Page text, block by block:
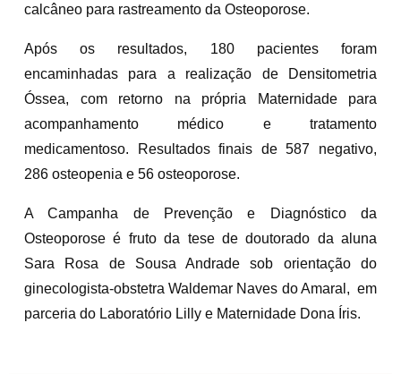
calcâneo para rastreamento da Osteoporose.
Após os resultados, 180 pacientes foram
encaminhadas para a realização de Densitometria
Óssea, com retorno na própria Maternidade para
acompanhamento médico e tratamento
medicamentoso. Resultados finais de 587 negativo,
286 osteopenia e 56 osteoporose.
A Campanha de Prevenção e Diagnóstico da
Osteoporose é fruto da tese de doutorado da aluna
Sara Rosa de Sousa Andrade sob orientação do
ginecologista-obstetra Waldemar Naves do Amaral, em
parceria do Laboratório Lilly e Maternidade Dona Íris.